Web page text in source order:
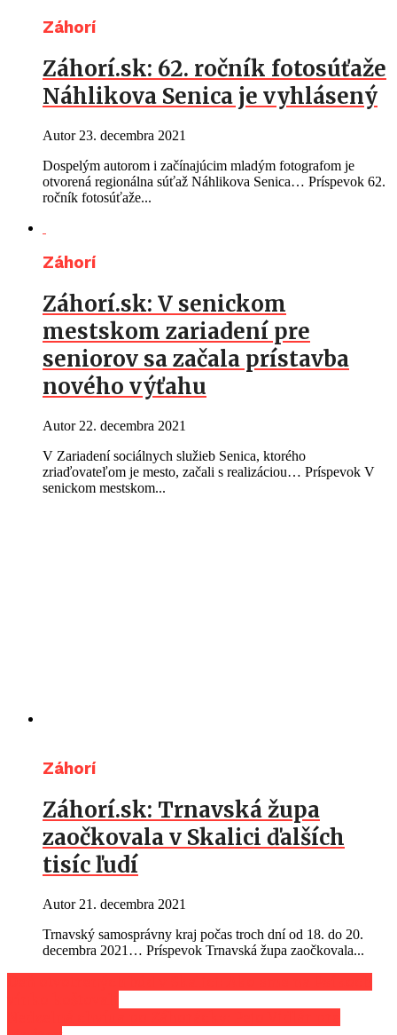
Záhorí
Záhorí.sk: 62. ročník fotosúťaže
Náhlikova Senica je vyhlásený
Autor 23. decembra 2021
Dospelým autorom i začínajúcim mladým fotografom je
otvorená regionálna súťaž Náhlikova Senica… Príspevok 62.
ročník fotosúťaže...
Záhorí
Záhorí.sk: V senickom
mestskom zariadení pre
seniorov sa začala prístavba
nového výťahu
Autor 22. decembra 2021
V Zariadení sociálnych služieb Senica, ktorého
zriaďovateľom je mesto, začali s realizáciou… Príspevok V
senickom mestskom...
Záhorí
Záhorí.sk: Trnavská župa
zaočkovala v Skalici ďalších
tisíc ľudí
Autor 21. decembra 2021
Trnavský samosprávny kraj počas troch dní od 18. do 20.
decembra 2021… Príspevok Trnavská župa zaočkovala...